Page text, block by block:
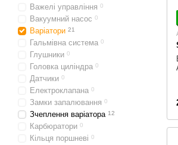
Важелі управління 0
Вакуумний насос 0
Варіатори 21
Гальмівна система 0
Глушники 0
Головка циліндра 0
Датчики 0
Електроклапана 0
Замки запалювання 0
Зчеплення варіатора 12
Карбюратори 0
Кільця поршневі 0